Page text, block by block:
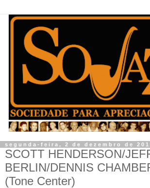
segunda-feira, 2 de dezembro de
SCOTT HENDERSON/
BERLIN/DENNIS
(Tone Center)